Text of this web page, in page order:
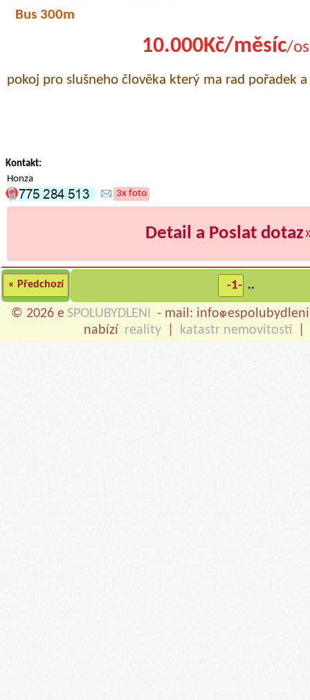
Bus 300m
10.000Kč/měsíc/
pokoj pro slušneho člověka který ma rad pořadek
Kontakt:
Honza
3x foto
Detail a Poslat dotaz
« Předchozí -1- ..
© 2026 e SPOLUBYDLENI - mail: info
nabízí reality katastr nemovitostí